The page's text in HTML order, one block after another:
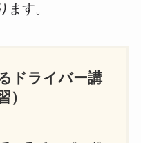
ます。
ドライバー講
）